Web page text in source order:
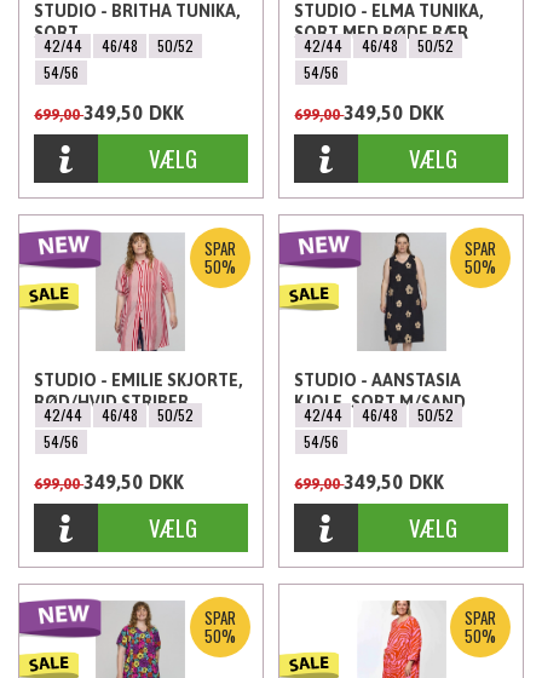
STUDIO - BRITHA TUNIKA,
SORT
42/44 46/48
50/52
54/56
699,00349,50 DKK
STUDIO - ELMA TUNIKA,
SORT MED RØDE BÆR
42/44 46/48
50/52
54/56
699,00349,50 DKK
SPAR
50%
STUDIO - EMILIE SKJORTE,
RØD/HVID STRIBER
42/44 46/48
50/52
54/56
699,00349,50 DKK
SPAR
50%
STUDIO - AANSTASIA
KJOLE, SORT M/SAND
BLOMSTER
42/44 46/48
50/52
54/56
699,00349,50 DKK
SPAR
50%
SPAR
50%